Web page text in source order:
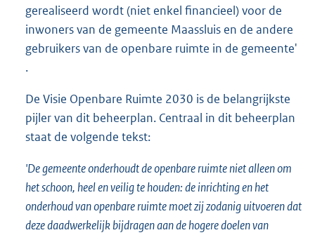
gerealiseerd wordt (niet enkel financieel) voor de
inwoners van de gemeente Maassluis en de andere
gebruikers van de openbare ruimte in de gemeente'
.
De Visie Openbare Ruimte 2030 is de belangrijkste
pijler van dit beheerplan. Centraal in dit beheerplan
staat de volgende tekst:
'De gemeente onderhoudt de openbare ruimte niet alleen om
het schoon, heel en veilig te houden: de inrichting en het
onderhoud van openbare ruimte moet zij zodanig uitvoeren dat
deze daadwerkelijk bijdragen aan de hogere doelen van